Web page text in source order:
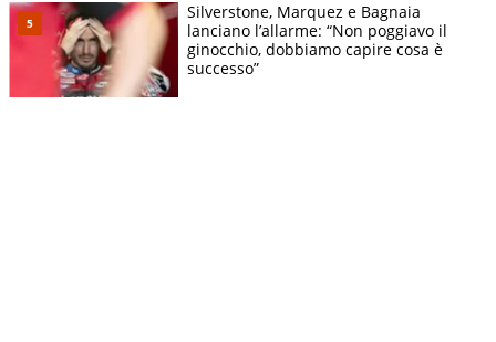
Silverstone, Marquez e Bagnaia
lanciano l’allarme: “Non poggiavo il
ginocchio, dobbiamo capire cosa è
successo”